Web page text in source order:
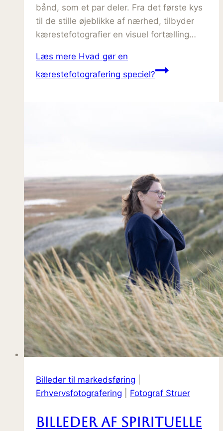
bånd, som et par deler. Fra det første kys
til de stille øjeblikke af nærhed, tilbyder
kærestefotografier en visuel fortælling…
Læs mere Hvad gør en
kærestefotografering speciel?
Billeder til markedsføring
Erhvervsfotografering
Fotograf Struer
Billeder af Spirituelle